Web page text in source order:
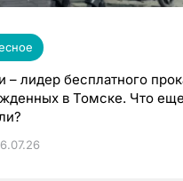
– лидер бесплатного
в Томске. Что